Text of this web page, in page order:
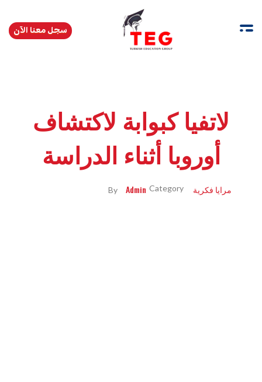
سجل معنا الآن
لاتفيا كبوابة لاكتشاف
أوروبا أثناء الدراسة
By Admin مرايا فكرية